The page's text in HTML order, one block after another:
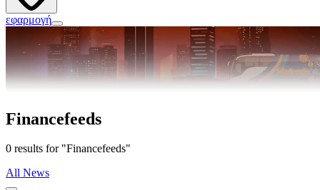
εφαρμογή
Financefeeds
0 results for "Financefeeds"
All News